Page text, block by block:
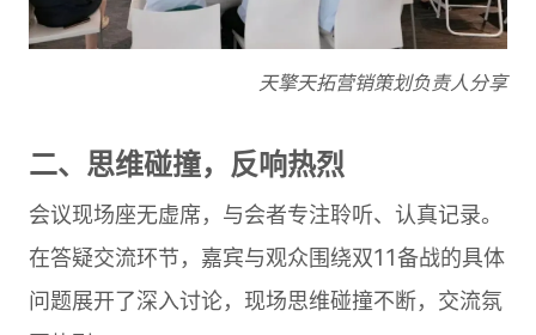
天擎天拓营销策划负责人分享
二、思维碰撞，反响热烈
会议现场座无虚席，与会者专注聆听、认真记录。
在答疑交流环节，嘉宾与观众围绕双11备战的具体
问题展开了深入讨论，现场思维碰撞不断，交流氛